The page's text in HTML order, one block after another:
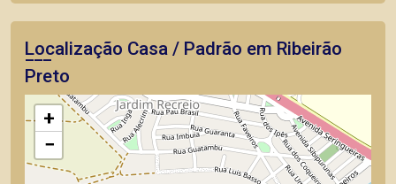
Localização Casa / Padrão em Ribeirão
Preto
+
−